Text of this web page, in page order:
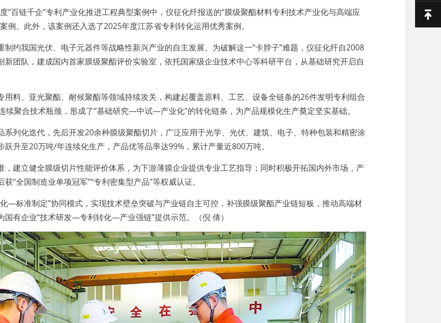
链千企”专利产业化推进工程典型案例中，仪征化纤报送的“膜级聚酯材料专利技术产业化与高端应
例。此外，该案例还入选了2025年度江苏省专利转化运用优秀案例。
我国光伏、电子元器件等战略性新兴产业的自主发展。为破解这一“卡脖子”难题，仪征化纤自2008
团队，建成国内首家膜级聚酯评价实验室，依托国家级企业技术中心等科研平台，从基础研究开启自
、亚光聚酯、耐候聚酯等领域持续攻关，构建起覆盖原料、工艺、设备全链条的26件发明专利组合
续聚合技术瓶颈，形成了“基础研究—中试—产业化”的转化链条，为产品规模化生产奠定坚实基础。
化迭代，先后开发20余种膜级聚酯切片，广泛应用于光学、光伏、建筑、电子、特种包装和精密涂
升至20万吨/年连续化生产，产品优等品率达99%，累计产量近800万吨。
建立健全膜级切片性能评价体系，为下游薄膜企业提供专业工艺指导；同时积极开拓国内外市场，产
“全国制造业单项冠军”“专利密集型产品”等权威认证。
准制定”协同模式，实现技术壁垒突破与产业链自主可控，补强膜级聚酯产业链短板，推动高端材
有企业“技术研发—专利转化—产业强链”提供示范。（倪 倩）